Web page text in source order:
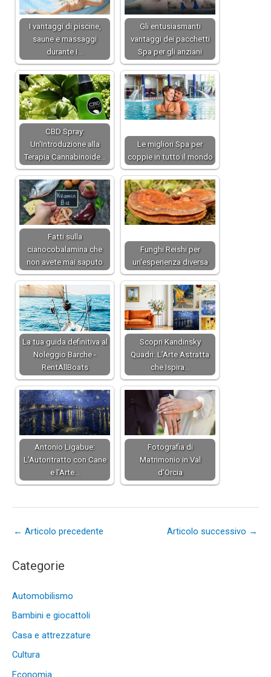
I vantaggi di piscine,
saune e massaggi
durante i…
Gli entusiasmanti
vantaggi dei pacchetti
Spa per gli anziani
CBD Spray:
Un'Introduzione alla
Terapia Cannabinoide…
Le migliori Spa per
coppie in tutto il mondo
Fatti sulla
cianocobalamina che
non avete mai saputo
Funghi Reishi per
un'esperienza diversa
La tua guida definitiva al
Noleggio Barche -
RentAllBoats
Scopri Kandinsky
Quadri: L’Arte Astratta
che Ispira…
Antonio Ligabue:
L'Autoritratto con Cane
e l'Arte…
Fotografia di
Matrimonio in Val
d’Orcia
← Articolo precedente Articolo successivo →
Categorie
Automobilismo
Bambini e giocattoli
Casa e attrezzature
Cultura
Economia